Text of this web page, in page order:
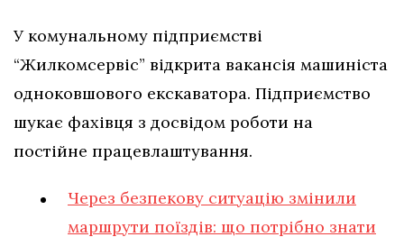
У комунальному підприємстві
“Жилкомсервіс” відкрита вакансія машиніста
одноковшового екскаватора. Підприємство
шукає фахівця з досвідом роботи на
постійне працевлаштування.
Через безпекову ситуацію змінили
маршрути поїздів: що потрібно знати